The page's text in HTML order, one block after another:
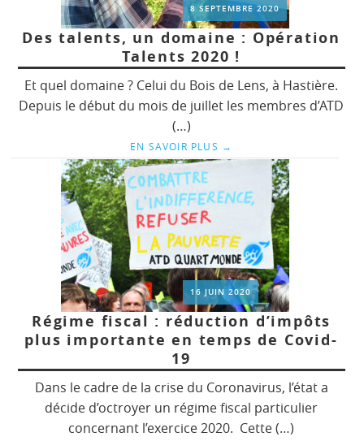
8 SEPTEMBRE 2020
Des talents, un domaine : Opération
Talents 2020 !
Et quel domaine ? Celui du Bois de Lens, à Hastière.
Depuis le début du mois de juillet les membres d’ATD
(…)
EN SAVOIR PLUS →
16 JUIN 2020
Régime fiscal : réduction d’impôts
plus importante en temps de Covid-
19
Dans le cadre de la crise du Coronavirus, l’état a
décide d’octroyer un régime fiscal particulier
concernant l’exercice 2020. Cette (…)